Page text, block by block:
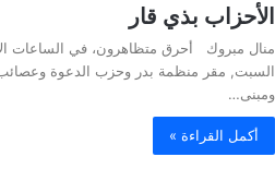
الأحزاب بذي قار
منال مبروك أحرق متظاهرون، في الساعات
السبت, مقر منظمة بدر وحزب الدعوة
ومبنى…
أكمل القراءة »